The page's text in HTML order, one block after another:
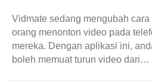
Vidmate sedang mengubah cara
orang menonton video pada
mereka. Dengan aplikasi ini,
boleh memuat turun video dari